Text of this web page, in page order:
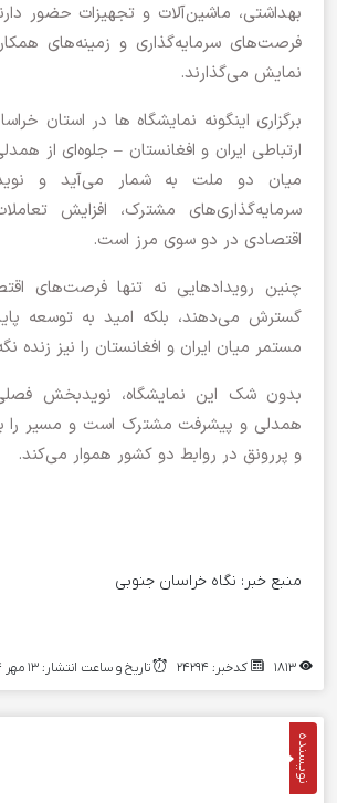
بهداشتی، ماشین‌آلات و تجهیزات حضور
فرصت‌های سرمایه‌گذاری و زمینه‌های
نمایش می‌گذارند.
برگزاری اینگونه نمایشگاه ها در استان
ارتباطی ایران و افغانستان – جلوه‌ای از
میان دو ملت به شمار می‌آید و
سرمایه‌گذاری‌های مشترک، افزایش
اقتصادی در دو سوی مرز است.
چنین رویدادهایی نه تنها فرصت‌های
گسترش می‌دهند، بلکه امید به توسعه
مستمر میان ایران و افغانستان را نیز زنده
بدون شک این نمایشگاه، نویدبخش
همدلی و پیشرفت مشترک است و مسیر را
و پررونق در روابط دو کشور هموار می‌کند.
منبع خبر: نگاه خراسان جنوبی
کدخبر: 24294 تاریخ و ساعت انتشار: ۱۳ مهر ۱۴۰۴ | 15:54
نویسنده